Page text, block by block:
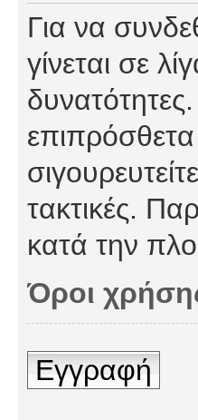
Για να
γίνεται σε
τακτικές.
κατά την
Όροι
Εγγραφή